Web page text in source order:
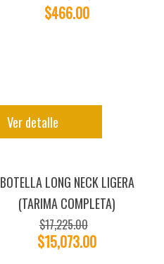
$466.00
Ver detalle
BOTELLA LONG NECK LIGERA
(TARIMA COMPLETA)
$17,225.00
$15,073.00